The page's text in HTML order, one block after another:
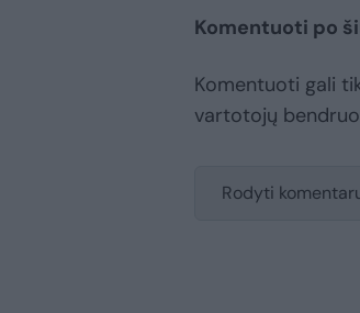
Komentuoti po
Komentuoti gali
vartotojų
Rodyti